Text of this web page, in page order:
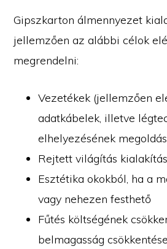
Gipszkarton álmennyezet
jellemzően az alábbi célok
megrendelni:
Vezetékek (jellemzően
adatkábelek, illetve
elhelyezésének
Rejtett világítás
Esztétika okokból, ha a
vagy nehezen festhető
Fűtés költségének
belmagasság